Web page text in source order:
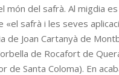
món del safrà. Al migdia
safrà i les seves
de Joan Cartanyà de
de Rocafort de
de Santa Coloma). En